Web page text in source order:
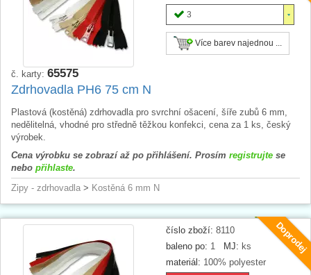
3
Více barev najednou ...
č. karty: 65575
Zdrhovadla PH6 75 cm N
Plastová (kostěná) zdrhovadla pro svrchní ošacení, šíře zubů 6 mm,
nedělitelná, vhodné pro středně těžkou konfekci, cena za 1 ks, český
výrobek.
Cena výrobku se zobrazí až po přihlášení. Prosím registrujte se
nebo přihlaste.
Zipy - zdrhovadla > Kostěná 6 mm N
Doprodej
číslo zboží: 8110
baleno po: 1 MJ: ks
materiál: 100% polyester